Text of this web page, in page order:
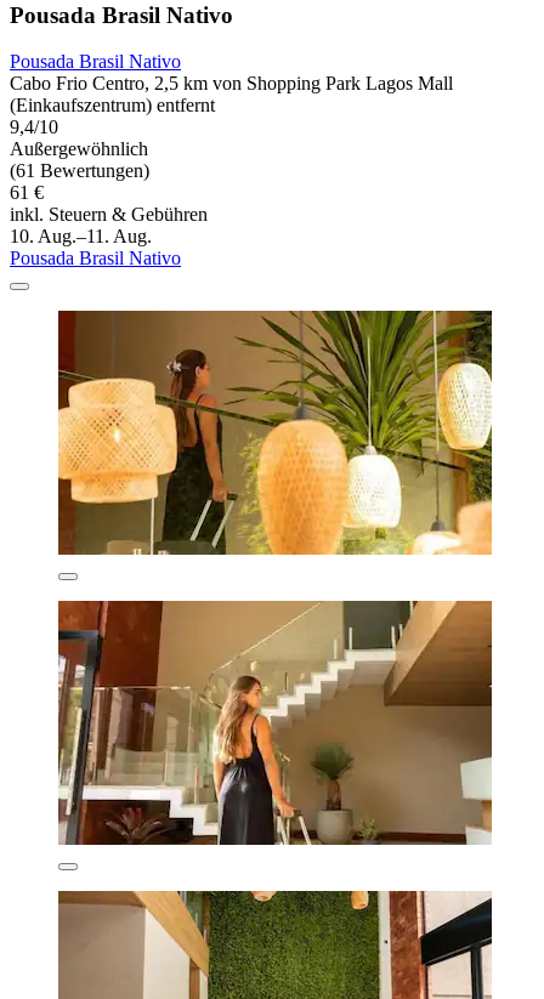
Pousada Brasil Nativo
Pousada Brasil Nativo
Cabo Frio Centro, 2,5 km von Shopping Park Lagos Mall
(Einkaufszentrum) entfernt
9,4/10
Außergewöhnlich
(61 Bewertungen)
61 €
inkl. Steuern & Gebühren
10. Aug.–11. Aug.
Pousada Brasil Nativo